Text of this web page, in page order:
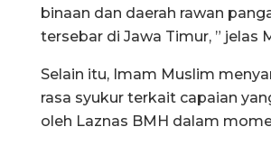
binaan dan daerah rawan
tersebar di Jawa Timur, ” jelas
Selain itu, Imam Muslim
rasa syukur terkait capaian
oleh Laznas BMH dalam